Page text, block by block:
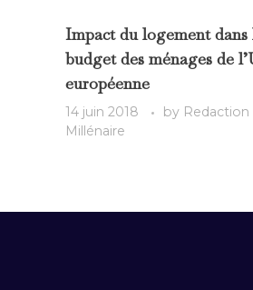
Impact du logement dans
budget des ménages de
européenne
14 juin 2018 by Redaction
Millénaire